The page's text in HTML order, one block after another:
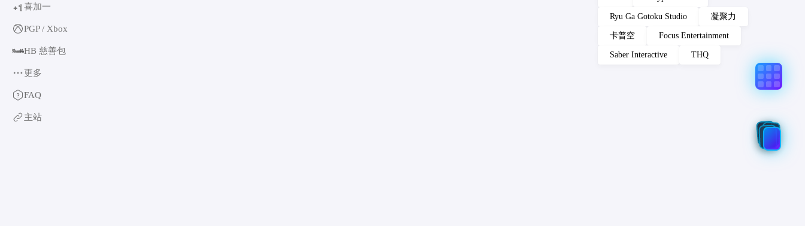
+1喜加一
PGP / Xbox
HB 慈善包
更多
FAQ
主站
Ryu Ga Gotoku Studio 凝聚力
卡普空 Focus Entertainment
Saber Interactive THQ